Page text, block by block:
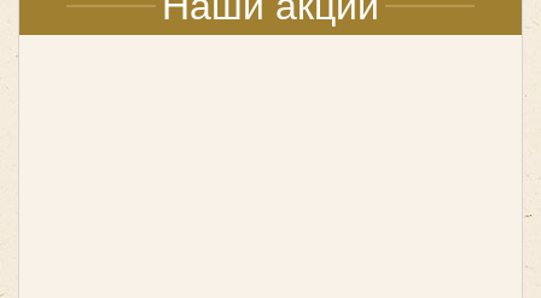
много сумок, значит, необходим объемный